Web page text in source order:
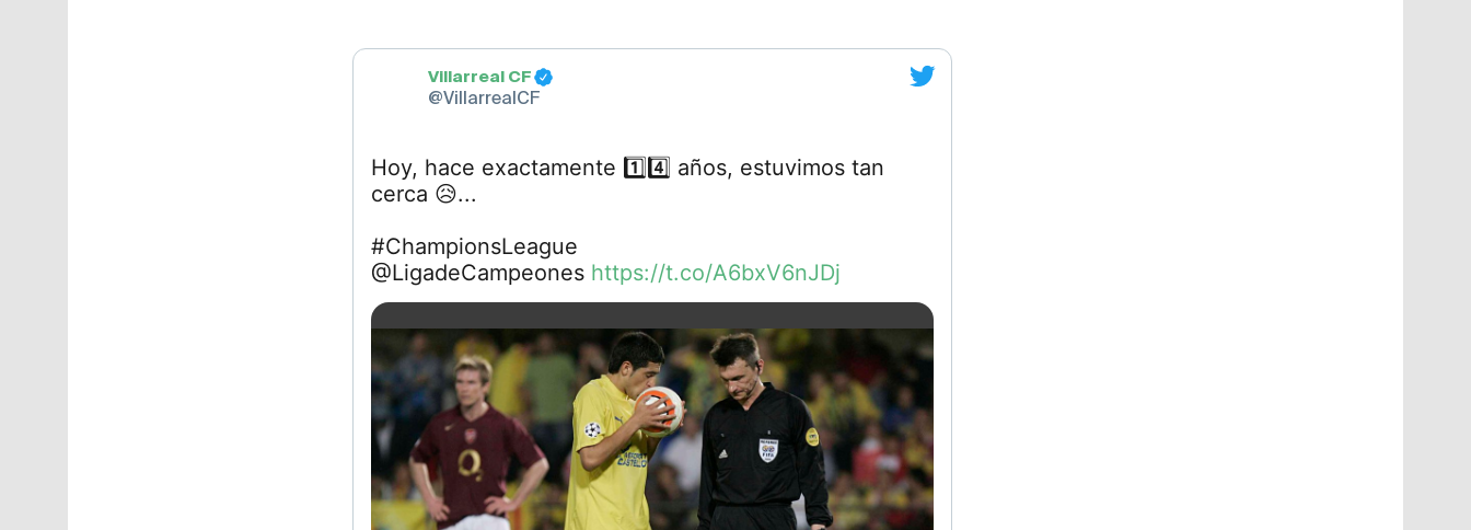
Villarreal CF
@VillarrealCF
Hoy, hace exactamente 1️⃣4️⃣ años, estuvimos tan
cerca 😥...
#ChampionsLeague
@LigadeCampeones https://t.co/A6bxV6nJDj